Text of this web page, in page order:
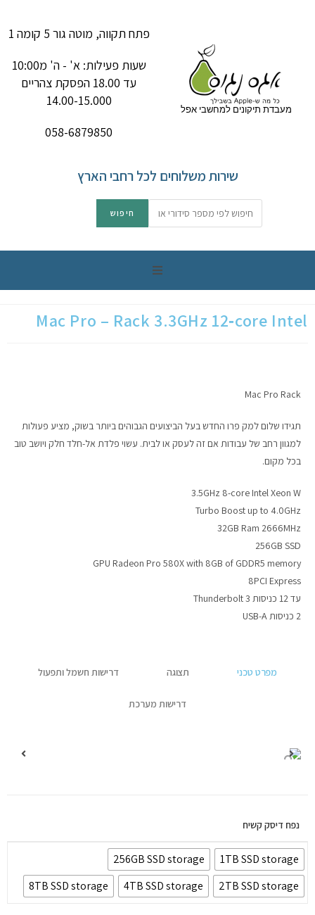
מעבדת תיקונים למחשבי אפל
פתח תקווה, מוטה גור 5 קומה 1
שעות פעילות: א' - ה' מ10:00
עד 18.00 הפסקת צהריים
14.00-15.000
058-6879850
שירות משלוחים לכל רחבי הארץ
אביזרים לApple
מחשבי אפל משומשים
חלקים למק | Apple
מדריכים
Mac Pro – Rack 3.3GHz 12‑core Intel
Mac Pro Rack
תגידו שלום למק פרו החדש בעל הביצועים הגבוהים ביותר בשוק, מציע פעולות
למגוון רחב של עבודות אם זה לעסק או לבית. עשוי פלדת אל-חלד חלק ויושב טוב
בכל מקום.
3.5GHz 8-core Intel Xeon W
Turbo Boost up to 4.0GHz
32GB Ram 2666MHz
256GB SSD
GPU Radeon Pro 580X with 8GB of GDDR5 memory
8PCI Express
עד 12 כניסות Thunderbolt 3
2 כניסות USB-A
מפרט טכני תצוגה דרישות חשמל ותפעול
דרישות מערכת
נפח דיסק קשיח
1TB SSD storage
256GB SSD storage
2TB SSD storage
4TB SSD storage
8TB SSD storage